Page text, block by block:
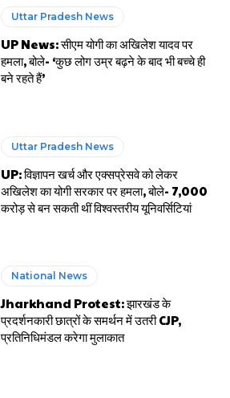
Uttar Pradesh News
UP News: सीएम योगी का अखिलेश यादव पर
हमला, बोले- ‘कुछ लोग उम्र बढ़ने के बाद भी बच्चे ही
बने रहते हैं’
Uttar Pradesh News
UP: विज्ञापन खर्च और एक्सप्रेसवे को लेकर
अखिलेश का योगी सरकार पर हमला, बोले- 7,000
करोड़ से बन सकती थीं विश्वस्तरीय यूनिवर्सिटियां
National News
Jharkhand Protest: झारखंड के
प्रदर्शनकारी छात्रों के समर्थन में उतरी CJP,
प्रतिनिधिमंडल करेगा मुलाकात